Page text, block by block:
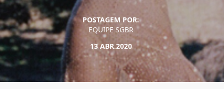
POSTAGEM POR:
EQUIPE SGBR
13 ABR.2020